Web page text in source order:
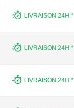
LIVRAISON 24H *
LIVRAISON 24H *
LIVRAISON 24H *